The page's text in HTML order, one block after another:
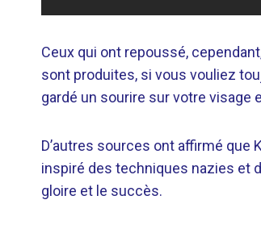
Ceux qui ont repoussé,
sont produites, si vous vouliez
gardé un sourire sur votre visage
D’autres sources ont affirmé que
inspiré des techniques nazies et
gloire et le succès.